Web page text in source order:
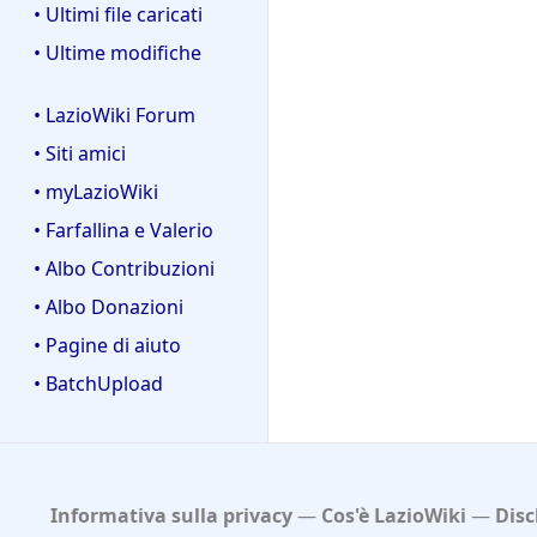
• Ultimi file caricati
• Ultime modifiche
• LazioWiki Forum
• Siti amici
• myLazioWiki
• Farfallina e Valerio
• Albo Contribuzioni
• Albo Donazioni
• Pagine di aiuto
• BatchUpload
Informativa sulla privacy Cos'è LazioWiki